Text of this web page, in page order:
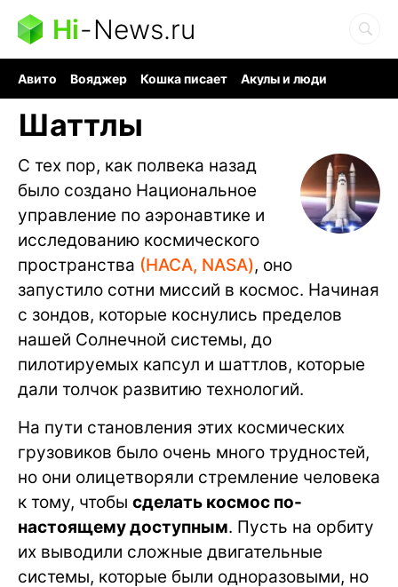
Hi-News.ru
Авито Вояджер Кошка писает
Акулы и люди
Шаттлы
С тех пор, как полвека назад
было создано Национальное
управление по аэронавтике и
исследованию космического
пространства (НАСА, NASA), оно
запустило сотни миссий в космос. Начиная
с зондов, которые коснулись пределов
нашей Солнечной системы, до
пилотируемых капсул и шаттлов, которые
дали толчок развитию технологий.
На пути становления этих космических
грузовиков было очень много трудностей,
но они олицетворяли стремление человека
к тому, чтобы сделать космос по-
настоящему доступным. Пусть на орбиту
их выводили сложные двигательные
системы, которые были одноразовыми, но